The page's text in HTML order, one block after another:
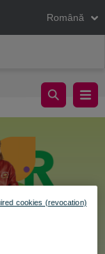
Română
cookies (revocation)